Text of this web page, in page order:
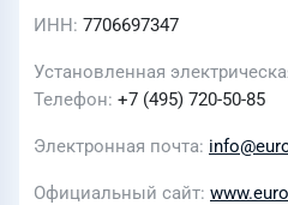
ИНН 7706697347
Установленная
Телефон +7 (495) 720-50-85
Электронная почта
Официальный сайт